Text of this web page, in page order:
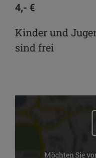
4,- €
Kinder und
sind frei
Möchten Sie